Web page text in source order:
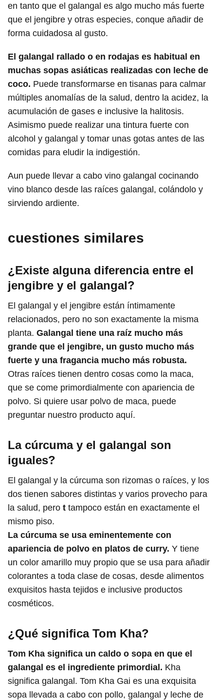
en tanto que el galangal es algo mucho más fuerte
que el jengibre y otras especies, conque añadir de
forma cuidadosa al gusto.
El galangal rallado o en rodajas es habitual en
muchas sopas asiáticas realizadas con leche de
coco. Puede transformarse en tisanas para calmar
múltiples anomalías de la salud, dentro la acidez, la
acumulación de gases e inclusive la halitosis.
Asimismo puede realizar una tintura fuerte con
alcohol y galangal y tomar unas gotas antes de las
comidas para eludir la indigestión.
Aun puede llevar a cabo vino galangal cocinando
vino blanco desde las raíces galangal, colándolo y
sirviendo ardiente.
cuestiones similares
¿Existe alguna diferencia entre el
jengibre y el galangal?
El galangal y el jengibre están íntimamente
relacionados, pero no son exactamente la misma
planta. Galangal tiene una raíz mucho más
grande que el jengibre, un gusto mucho más
fuerte y una fragancia mucho más robusta.
Otras raíces tienen dentro cosas como la maca,
que se come primordialmente con apariencia de
polvo. Si quiere usar polvo de maca, puede
preguntar nuestro producto aquí.
La cúrcuma y el galangal son
iguales?
El galangal y la cúrcuma son rizomas o raíces, y los
dos tienen sabores distintas y varios provecho para
la salud, pero t tampoco están en exactamente el
mismo piso.
La cúrcuma se usa eminentemente con
apariencia de polvo en platos de curry. Y tiene
un color amarillo muy propio que se usa para añadir
colorantes a toda clase de cosas, desde alimentos
exquisitos hasta tejidos e inclusive productos
cosméticos.
¿Qué significa Tom Kha?
Tom Kha significa un caldo o sopa en que el
galangal es el ingrediente primordial. Kha
significa galangal. Tom Kha Gai es una exquisita
sopa llevada a cabo con pollo, galangal y leche de